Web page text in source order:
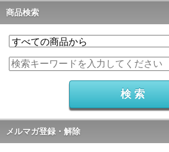
商品検索
メルマガ登録・解除